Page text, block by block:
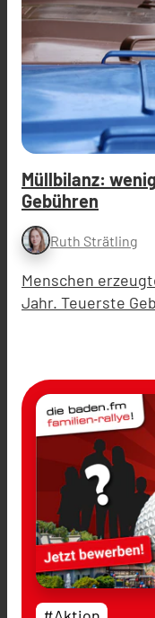
Müllbilanz:
Gebühren
Ruth Strätling
Menschen
Jahr. Teuerste